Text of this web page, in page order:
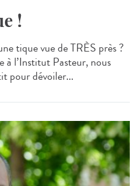
!
tique vue de TRÈS près ?
l’Institut Pasteur, nous
pour dévoiler...